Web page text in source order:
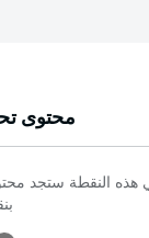
محتوى
هذه النقطة ستجد